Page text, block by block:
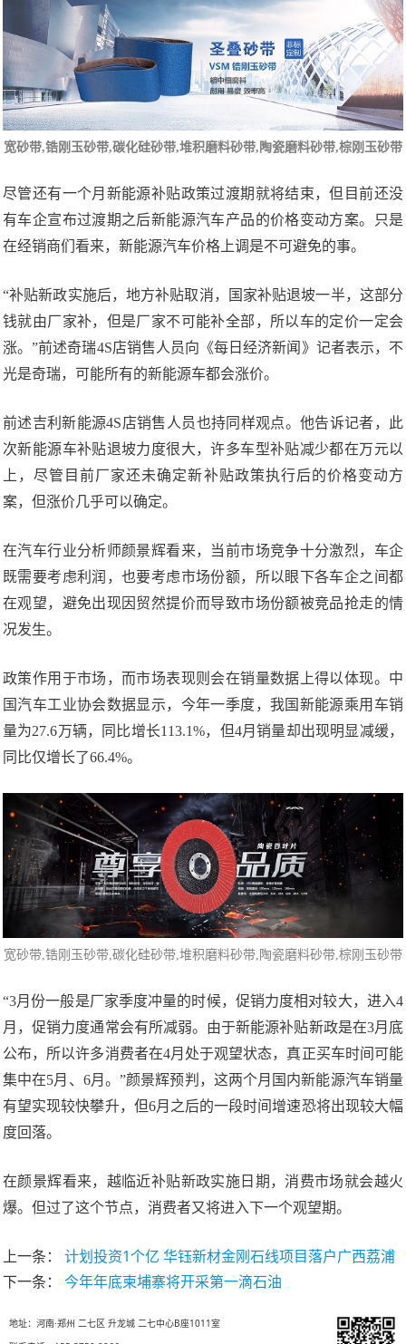
宽砂带,锆刚玉砂带,碳化硅砂带,堆积磨料砂带,陶瓷磨料砂带,棕刚玉砂带
尽管还有一个月新能源补贴政策过渡期就将结束，但目前还没
有车企宣布过渡期之后新能源汽车产品的价格变动方案。只是
在经销商们看来，新能源汽车价格上调是不可避免的事。
“补贴新政实施后，地方补贴取消，国家补贴退坡一半，这部分
钱就由厂家补，但是厂家不可能补全部，所以车的定价一定会
涨。”前述奇瑞4S店销售人员向《每日经济新闻》记者表示，不
光是奇瑞，可能所有的新能源车都会涨价。
前述吉利新能源4S店销售人员也持同样观点。他告诉记者，此
次新能源车补贴退坡力度很大，许多车型补贴减少都在万元以
上，尽管目前厂家还未确定新补贴政策执行后的价格变动方
案，但涨价几乎可以确定。
在汽车行业分析师颜景辉看来，当前市场竞争十分激烈，车企
既需要考虑利润，也要考虑市场份额，所以眼下各车企之间都
在观望，避免出现因贸然提价而导致市场份额被竞品抢走的情
况发生。
政策作用于市场，而市场表现则会在销量数据上得以体现。中
国汽车工业协会数据显示，今年一季度，我国新能源乘用车销
量为27.6万辆，同比增长113.1%，但4月销量却出现明显减缓，
同比仅增长了66.4%。
宽砂带,锆刚玉砂带,碳化硅砂带,堆积磨料砂带,陶瓷磨料砂带,棕刚玉砂带
“3月份一般是厂家季度冲量的时候，促销力度相对较大，进入4
月，促销力度通常会有所减弱。由于新能源补贴新政是在3月底
公布，所以许多消费者在4月处于观望状态，真正买车时间可能
集中在5月、6月。”颜景辉预判，这两个月国内新能源汽车销量
有望实现较快攀升，但6月之后的一段时间增速恐将出现较大幅
度回落。
在颜景辉看来，越临近补贴新政实施日期，消费市场就会越火
爆。但过了这个节点，消费者又将进入下一个观望期。
上一条：
计划投资1个亿 华钰新材金刚石线项目落户广西荔浦
下一条：
今年年底柬埔寨将开采第一滴石油
地址：河南·郑州 二七区 升龙城 二七中心B座1011室